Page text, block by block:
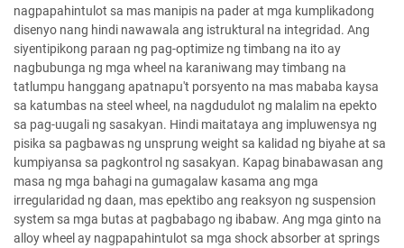
nagpapahintulot sa mas manipis na pader at mga kumplikadong
disenyo nang hindi nawawala ang istruktural na integridad. Ang
siyentipikong paraan ng pag-optimize ng timbang na ito ay
nagbubunga ng mga wheel na karaniwang may timbang na
tatlumpu hanggang apatnapu't porsyento na mas mababa kaysa
sa katumbas na steel wheel, na nagdudulot ng malalim na epekto
sa pag-uugali ng sasakyan. Hindi maitataya ang impluwensya ng
pisika sa pagbawas ng unsprung weight sa kalidad ng biyahe at sa
kumpiyansa sa pagkontrol ng sasakyan. Kapag binabawasan ang
masa ng mga bahagi na gumagalaw kasama ang mga
irregularidad ng daan, mas epektibo ang reaksyon ng suspension
system sa mga butas at pagbabago ng ibabaw. Ang mga ginto na
alloy wheel ay nagpapahintulot sa mga shock absorber at springs